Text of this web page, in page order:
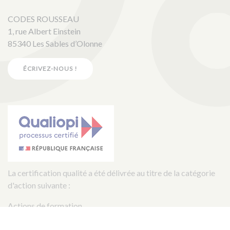
CODES ROUSSEAU
1, rue Albert Einstein
85340 Les Sables d’Olonne
ÉCRIVEZ-NOUS !
La certification qualité a été délivrée au titre de la catégorie
d'action suivante :
Actions de formation